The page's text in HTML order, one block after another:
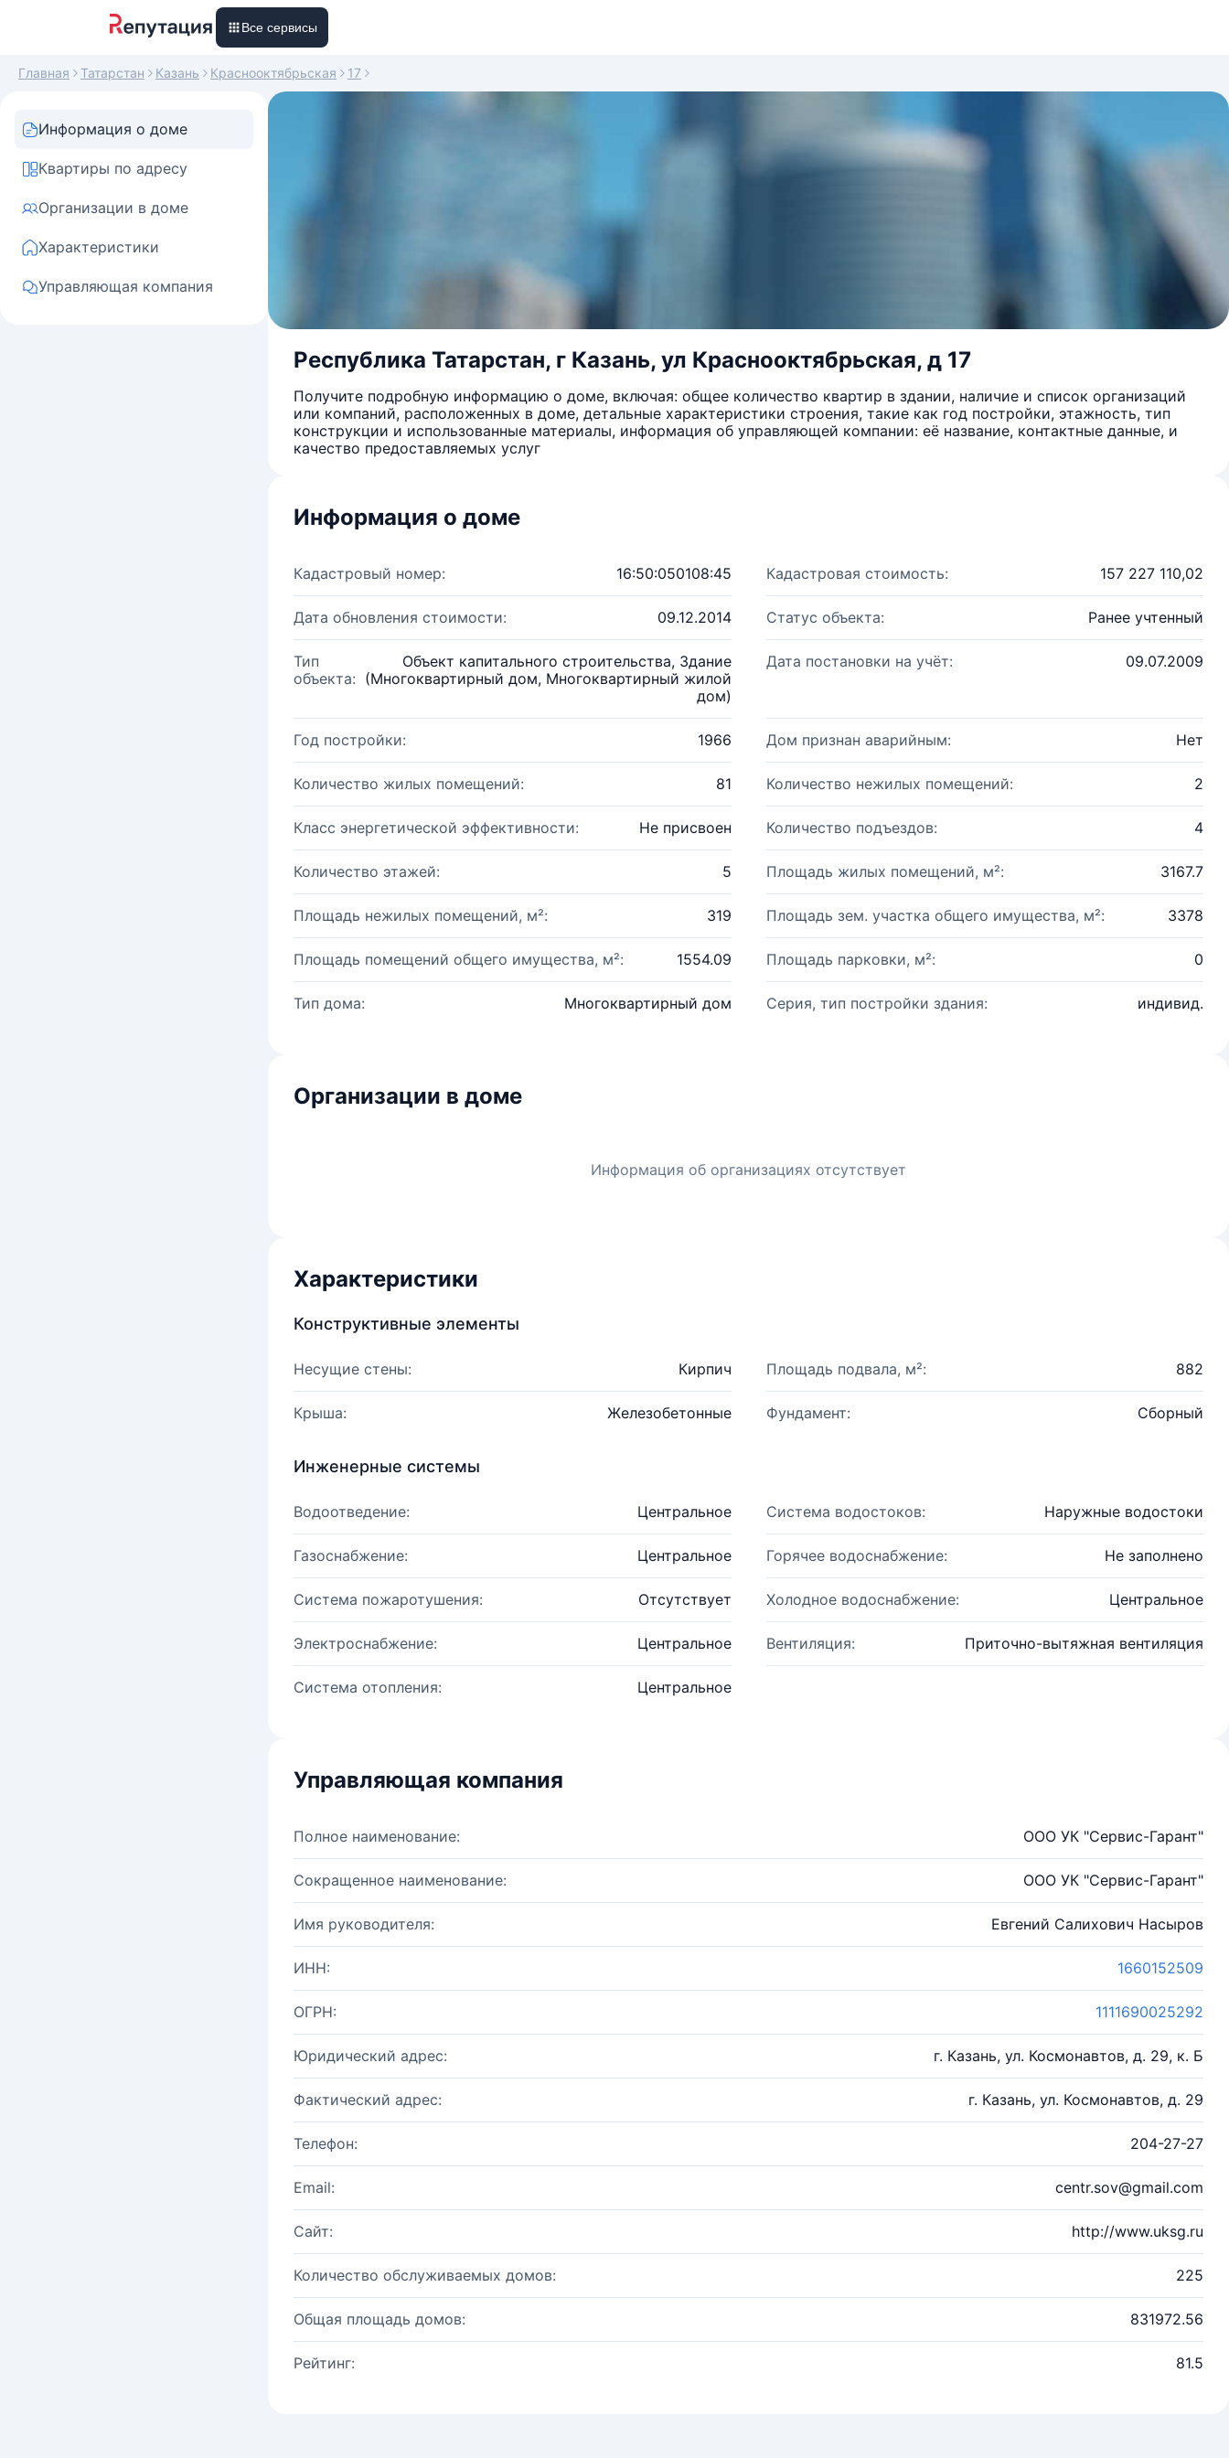
Все сервисы
Главная Татарстан Казань Краснооктябрьская 17
Информация о доме
Квартиры по адресу
Организации в доме
Характеристики
Управляющая компания
Республика Татарстан, г Казань, ул Краснооктябрьская, д 17
Получите подробную информацию о доме, включая: общее количество квартир в здании, наличие и список организаций
или компаний, расположенных в доме, детальные характеристики строения, такие как год постройки, этажность, тип
конструкции и использованные материалы, информация об управляющей компании: её название, контактные данные, и
качество предоставляемых услуг
Информация о доме
Кадастровый номер: 16:50:050108:45 Кадастровая стоимость: 157 227 110,02
Дата обновления стоимости: 09.12.2014 Статус объекта: Ранее учтенный
Тип
объекта:
Объект капитального строительства, Здание
(Многоквартирный дом, Многоквартирный жилой
дом)
Дата постановки на учёт: 09.07.2009
Год постройки: 1966 Дом признан аварийным: Нет
Количество жилых помещений: 81 Количество нежилых помещений: 2
Класс энергетической эффективности: Не присвоен Количество подъездов: 4
Количество этажей: 5 Площадь жилых помещений, м²: 3167.7
Площадь нежилых помещений, м²: 319 Площадь зем. участка общего имущества, м²: 3378
Площадь помещений общего имущества, м²: 1554.09 Площадь парковки, м²: 0
Тип дома: Многоквартирный дом Серия, тип постройки здания: индивид.
Организации в доме
Информация об организациях отсутствует
Характеристики
Конструктивные элементы
Несущие стены: Кирпич Площадь подвала, м²: 882
Крыша: Железобетонные Фундамент: Сборный
Инженерные системы
Водоотведение: Центральное Система водостоков: Наружные водостоки
Газоснабжение: Центральное Горячее водоснабжение: Не заполнено
Система пожаротушения: Отсутствует Холодное водоснабжение: Центральное
Электроснабжение: Центральное Вентиляция: Приточно-вытяжная вентиляция
Система отопления: Центральное
Управляющая компания
Полное наименование: ООО УК "Сервис-Гарант"
Сокращенное наименование: ООО УК "Сервис-Гарант"
Имя руководителя: Евгений Салихович Насыров
ИНН: 1660152509
ОГРН: 1111690025292
Юридический адрес: г. Казань, ул. Космонавтов, д. 29, к. Б
Фактический адрес: г. Казань, ул. Космонавтов, д. 29
Телефон: 204-27-27
Email: centr.sov@gmail.com
Сайт: http://www.uksg.ru
Количество обслуживаемых домов: 225
Общая площадь домов: 831972.56
Рейтинг: 81.5